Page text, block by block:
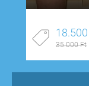
35.000 Ft